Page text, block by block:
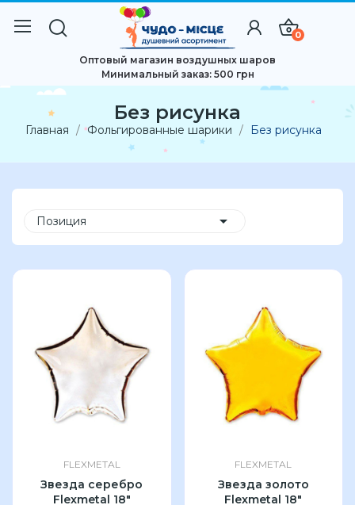
0
Оптовый магазин воздушных шаров
Минимальный заказ: 500 грн
Без рисунка
Главная Фольгированные шарики Без рисунка
Позиция 
FLEXMETAL
Звезда серебро
Flexmetal 18"
FLEXMETAL
Звезда золото
Flexmetal 18"